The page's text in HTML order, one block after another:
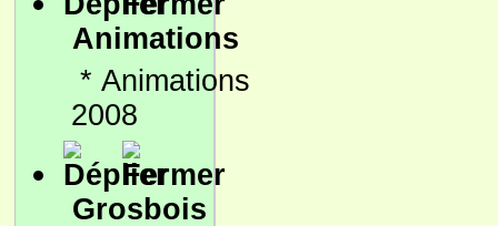
Animations
* Animations
2008
Grosbois